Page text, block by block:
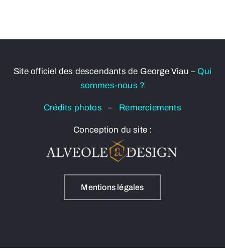
Site officiel des descendants de George Viau – Qui
sommes-nous ?
Crédits photos– Remerciements
Conception du site :
Mentions légales